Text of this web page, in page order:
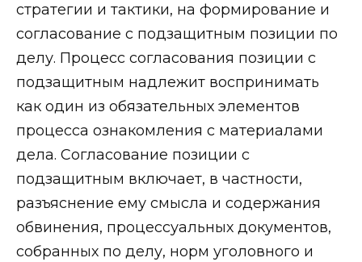
стратегии и тактики, на формирование и
согласование с подзащитным позиции по
делу. Процесс согласования позиции с
подзащитным надлежит воспринимать
как один из обязательных элементов
процесса ознакомления с материалами
дела. Согласование позиции с
подзащитным включает, в частности,
разъяснение ему смысла и содержания
обвинения, процессуальных документов,
собранных по делу, норм уголовного и